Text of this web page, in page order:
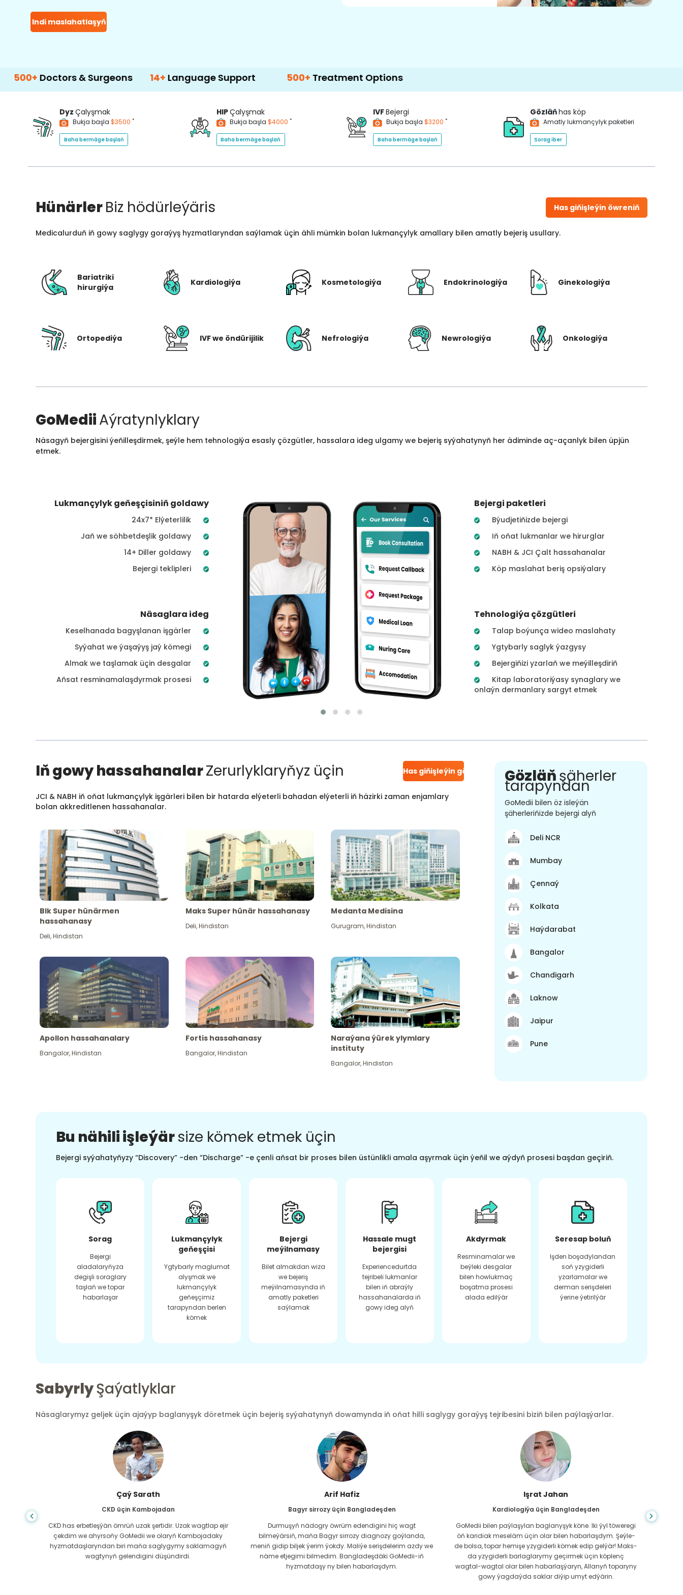
Indi maslahatlaşyň
& Surgeons 14+Language Support 500+ Treatment Options
Dyz Çalyşmak
Bukja başla $3500 *
Baha bermäge başlaň
HIPÇalyşmak
Bukja başla $4000 *
Baha bermäge başlaň
IVFBejergi
Bukja başla $3200 *
Baha bermäge başlaň
Gözläňhas köp
Amatly lukmançylyk paketleri
Sorag iber
HünärlerBiz hödürleýäris Has giňişleýin öwreniň
Medicalurduň iň gowy saglygy goraýyş hyzmatlaryndan saýlamak üçin ähli mümkin bolan lukmançylyk amallary bilen amatly bejeriş usullary.
Bariatriki
hirurgiýa
Kardiologiýa Kosmetologiýa Endokrinologiýa Ginekologiýa
Ortopediýa IVF we öndürijilik Nefrologiýa Newrologiýa Onkologiýa
GoMediiAýratynlyklary
Näsagyň bejergisini ýeňilleşdirmek, şeýle hem tehnologiýa esasly çözgütler, hassalara ideg ulgamy we bejeriş syýahatynyň her ädiminde aç-açanlyk bilen üpjün
etmek.
Lukmançylyk geňeşçisiniň goldawy
24x7* Elýeterlilik
Jaň we söhbetdeşlik goldawy
14+ Diller goldawy
Bejergi teklipleri
Näsaglara ideg
Keselhanada bagyşlanan işgärler
Syýahat we ýaşaýyş jaý kömegi
Almak we taşlamak üçin desgalar
Aňsat resminamalaşdyrmak prosesi
Bejergi paketleri
Býudjetiňizde bejergi
Iň oňat lukmanlar we hirurglar
NABH & JCI Çalt hassahanalar
Köp maslahat beriş opsiýalary
Tehnologiýa çözgütleri
Talap boýunça wideo maslahaty
Ygtybarly saglyk ýazgysy
Bejergiňizi yzarlaň we meýilleşdiriň
Kitap laboratoriýasy synaglary we
onlaýn dermanlary sargyt etmek
Iň gowy hassahanalarZerurlyklaryňyz üçin Has giňişleýin gör
JCI & NABH iň oňat lukmançylyk işgärleri bilen bir hatarda elýeterli bahadan elýeterli iň häzirki zaman enjamlary
bolan akkreditlenen hassahanalar.
Blk Super hünärmen
hassahanasy
Deli,Hindistan
Maks Super hünär hassahanasy
Deli,Hindistan
Medanta Medisina
Gurugram,Hindistan
Apollon hassahanalary
Bangalor,Hindistan
Fortis hassahanasy
Bangalor,Hindistan
Naraýana ýürek ylymlary
instituty
Bangalor,Hindistan
Gözläňşäherler
tarapyndan
GoMedii bilen öz isleýän
şäherleriňizde bejergi alyň
Deli NCR
Mumbay
Çennaý
Kolkata
Haýdarabat
Bangalor
Chandigarh
Laknow
Jaipur
Pune
Bu nähili işleýärsize kömek etmek üçin
Bejergi syýahatyňyzy “Discovery” -den “Discharge” -e çenli aňsat bir proses bilen üstünlikli amala aşyrmak üçin ýeňil we aýdyň prosesi başdan geçiriň.
Sorag
Bejergi
aladalaryňyza
degişli soraglary
taşlaň we topar
habarlaşar
Lukmançylyk
geňeşçisi
Ygtybarly maglumat
alyşmak we
lukmançylyk
geňeşçimiz
tarapyndan berlen
kömek
Bejergi
meýilnamasy
Bilet almakdan wiza
we bejeriş
meýilnamasynda iň
amatly paketleri
saýlamak
Hassale mugt
bejergisi
Experiencedurtda
tejribeli lukmanlar
bilen iň abraýly
hassahanalarda iň
gowy ideg alyň
Akdyrmak
Resminamalar we
beýleki desgalar
bilen howlukmaç
boşatma prosesi
alada edilýär
Seresap boluň
Işden boşadylandan
soň yzygiderli
yzarlamalar we
derman serişdeleri
ýerine ýetirilýär
SabyrlyŞaýatlyklar
Näsaglarymyz geljek üçin ajaýyp baglanyşyk döretmek üçin bejeriş syýahatynyň dowamynda iň oňat hilli saglygy goraýyş tejribesini biziň bilen paýlaşýarlar.
Çaý Sarath
CKD üçin Kambojadan
CKD has erbetleşýän ömrüň uzak şertidir. Uzak wagtlap ejir
çekdim we ahyrsoňy GoMedii we olaryň Kambojadaky
hyzmatdaşlaryndan biri maňa saglygymy saklamagyň
wagtynyň gelendigini düşündirdi.
Arif Hafiz
Bagyr sirrozy üçin Bangladeşden
Durmuşyň nädogry öwrüm edendigini hiç wagt
bilmeýärsiň, maňa Bagyr sirrozy diagnozy goýlanda,
meniň gidip biljek ýerim ýokdy. Maliýe serişdelerim azdy we
näme etjegimi bilmedim. Bangladeşdäki GoMedii-iň
hyzmatdaşy ny bilen habarlaşdym.
Işrat Jahan
Kardiologiýa üçin Bangladeşden
GoMedii bilen paýlaşylan baglanyşyk köne. Iki ýyl töweregi
öň karidiak meseläm üçin olar bilen habarlaşdym. Şeýle-
de bolsa, topar hemişe yzygiderli kömek edip gelýär! Maks-
da yzygiderli barlaglarymy geçirmek üçin köplenç
wagtal-wagtal olar bilen habarlaşýaryn, Allanyň toparyny
gowy ýagdaýda saklar diýip umyt edýärin.